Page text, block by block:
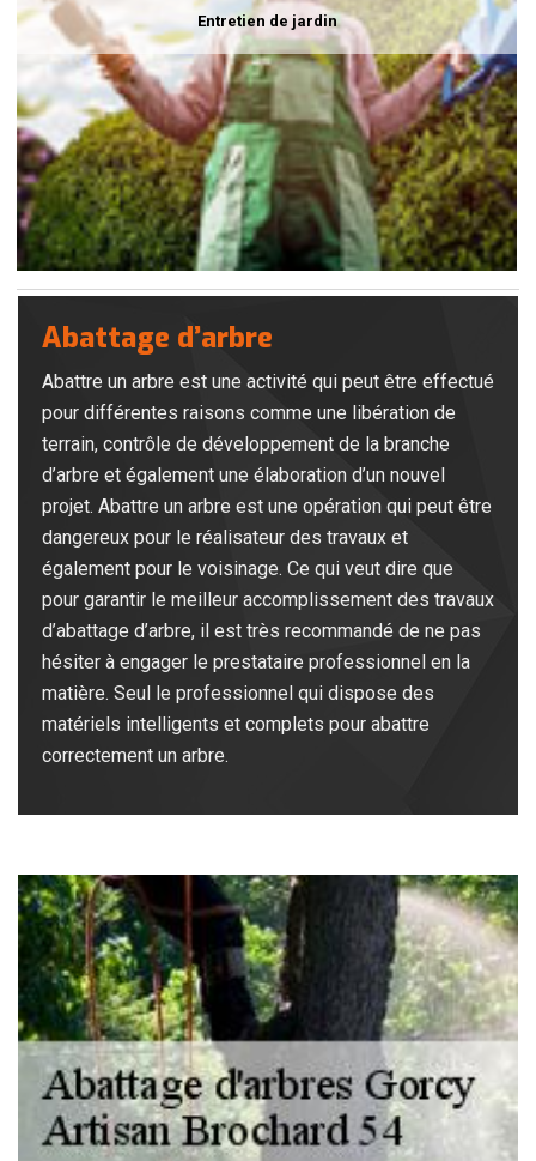
Entretien de jardin
Abattage d’arbre
Abattre un arbre est une activité qui peut être effectué
pour différentes raisons comme une libération de
terrain, contrôle de développement de la branche
d’arbre et également une élaboration d’un nouvel
projet. Abattre un arbre est une opération qui peut être
dangereux pour le réalisateur des travaux et
également pour le voisinage. Ce qui veut dire que
pour garantir le meilleur accomplissement des travaux
d’abattage d’arbre, il est très recommandé de ne pas
hésiter à engager le prestataire professionnel en la
matière. Seul le professionnel qui dispose des
matériels intelligents et complets pour abattre
correctement un arbre.